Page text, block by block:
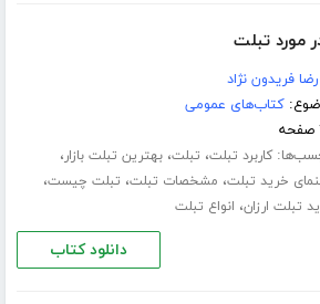
مورد تبلت
رضا فریدون نژاد
کتاب‌های عمومی
کاربرد تبلت، تبلت،بهترین تبلت بازار،
خرید تبلت، مشخصات تبلت، تبلت چیست،
تبلت ارزان، انواع تبلت
دانلود کتاب